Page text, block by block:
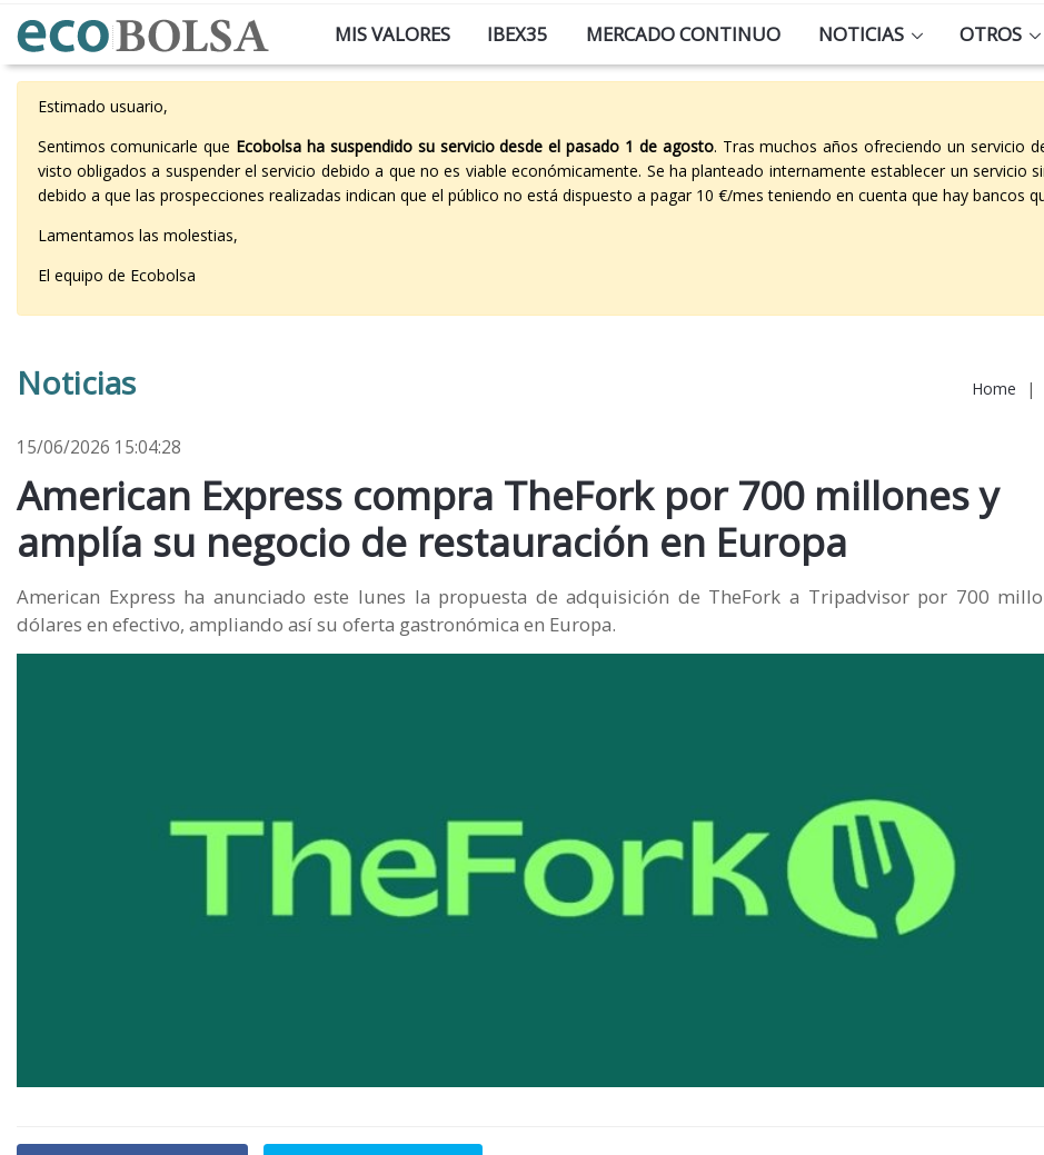
MIS VALORES IBEX35 MERCADO CONTINUO NOTICIAS OTROS
Estimado usuario,
Sentimos comunicarle que Ecobolsa ha suspendido su servicio desde el pasado 1 de agosto. Tras muchos años ofreciendo un servicio
visto obligados a suspender el servicio debido a que no es viable económicamente. Se ha planteado internamente establecer un servicio
debido a que las prospecciones realizadas indican que el público no está dispuesto a pagar 10 €/mes teniendo en cuenta que hay bancos
Lamentamos las molestias,
El equipo de Ecobolsa
Noticias Home |
15/06/2026 15:04:28
American Express compra TheFork por 700 millones y
amplía su negocio de restauración en Europa
American Express ha anunciado este lunes la propuesta de adquisición de TheFork a Tripadvisor por 700
dólares en efectivo, ampliando así su oferta gastronómica en Europa.